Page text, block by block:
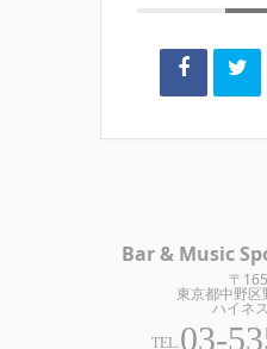
Bar & Music
〒
東京都中野
ハイネ
TEL.03-